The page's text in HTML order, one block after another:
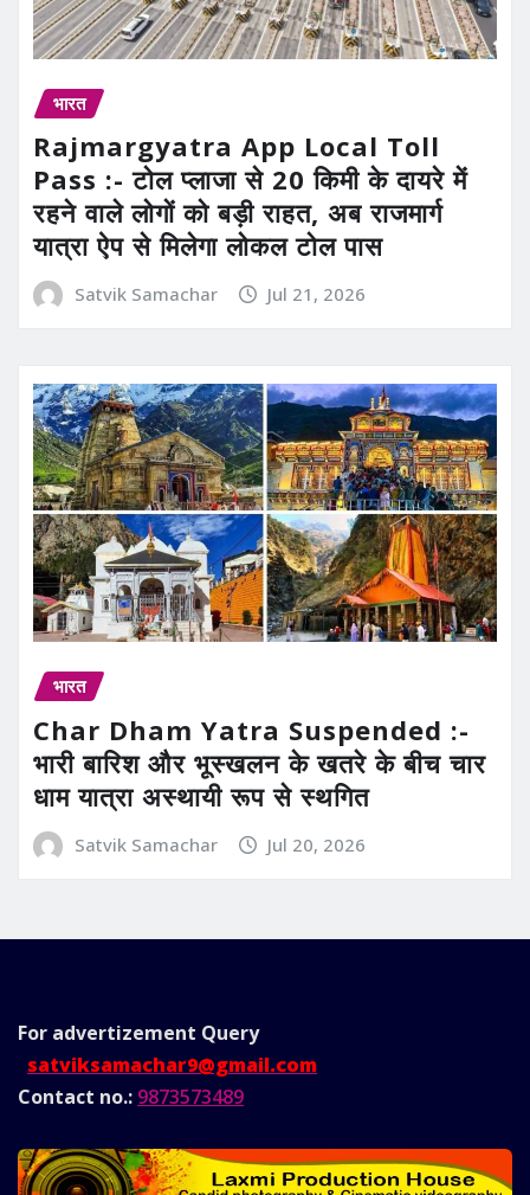
भारत
Rajmargyatra App Local Toll
Pass :- टोल प्लाजा से 20 किमी के दायरे में
रहने वाले लोगों को बड़ी राहत, अब राजमार्ग
यात्रा ऐप से मिलेगा लोकल टोल पास
Satvik Samachar Jul 21, 2026
भारत
Char Dham Yatra Suspended :-
भारी बारिश और भूस्खलन के खतरे के बीच चार
धाम यात्रा अस्थायी रूप से स्थगित
Satvik Samachar Jul 20, 2026
For advertizement Query
satviksamachar9@gmail.com
Contact no.: 9873573489